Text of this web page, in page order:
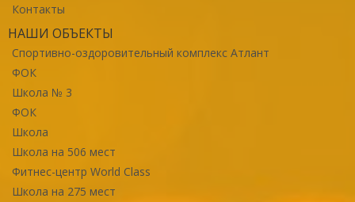
Контакты
НАШИ ОБЪЕКТЫ
Спортивно-оздоровительный комплекс Атлант
ФОК
Школа № 3
ФОК
Школа
Школа на 506 мест
Фитнес-центр World Class
Школа на 275 мест